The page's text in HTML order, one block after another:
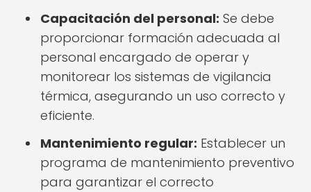
Capacitación del personal: Se debe
proporcionar formación adecuada al
personal encargado de operar y
monitorear los sistemas de vigilancia
térmica, asegurando un uso correcto y
eficiente.
Mantenimiento regular: Establecer un
programa de mantenimiento preventivo
para garantizar el correcto